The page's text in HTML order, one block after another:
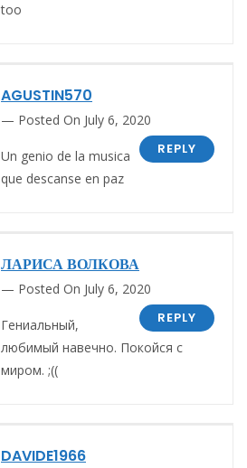
too
AGUSTIN570
Posted On July 6, 2020
REPLY
Un genio de la musica
que descanse en paz
ЛАРИСА ВОЛКОВА
Posted On July 6, 2020
REPLY
Гениальный,
любимый навечно. Покойся с
миром. ;((
DAVIDE1966